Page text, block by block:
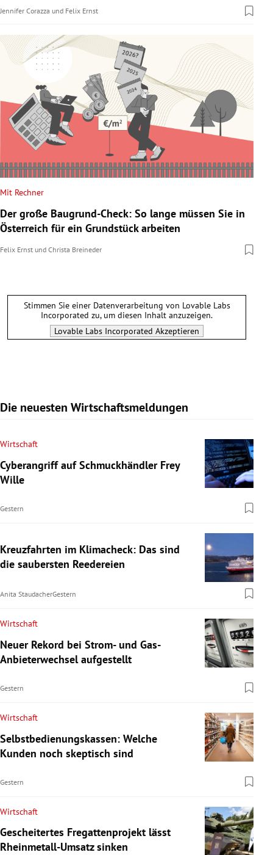
Jennifer Corazza und Felix Ernst
Mit Rechner
Der große Baugrund-Check: So lange müssen Sie in
Österreich für ein Grundstück arbeiten
Felix Ernst und Christa Breineder
Stimmen Sie einer Datenverarbeitung von Lovable Labs
Incorporated zu, um diesen Inhalt anzuzeigen.
Lovable Labs Incorporated Akzeptieren
Die neuesten Wirtschaftsmeldungen
Wirtschaft
Cyberangriff auf Schmuckhändler Frey
Wille
Gestern
Kreuzfahrten im Klimacheck: Das sind
die saubersten Reedereien
Anita StaudacherGestern
Wirtschaft
Neuer Rekord bei Strom- und Gas-
Anbieterwechsel aufgestellt
Gestern
Wirtschaft
Selbstbedienungskassen: Welche
Kunden noch skeptisch sind
Gestern
Wirtschaft
Gescheitertes Fregattenprojekt lässt
Rheinmetall-Umsatz sinken